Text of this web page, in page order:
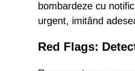
bombardeze cu
urgent, imitând
Red Flags: